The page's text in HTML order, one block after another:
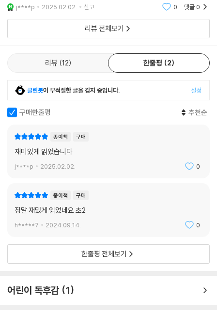
게 설득한담?
책장을 덮으며 예나와 함께 마법을 겪은 독자들은 마침내 한층 단단한 마
오기 위해 어디선가 짐을 챙길 백꼬선생을 기대하면서.
4학년 1학기 국어 10. 인물의 마음을 알아봐요
5학년 1학기 국어 10. 주인공이 되어
5학년 1학기 도덕 5. 갈등을 해결하는 지혜
6학년 1학기 국어 2. 이야기를 간추려요
j****p 2025.02.02. 신고 0 댓글0
리뷰 전체보기
리뷰 12 한줄평 2
클린봇이 부적절한 글을 감지 중입니다. 설정
구매한줄평 추천순
종이책 구매
재미있게 읽었습니다
j****p 2025.02.02. 0
종이책 구매
정말 재밌게 읽었네요 초2
h*****7 2024.09.14. 0
한줄평 전체보기
어린이 독후감 1